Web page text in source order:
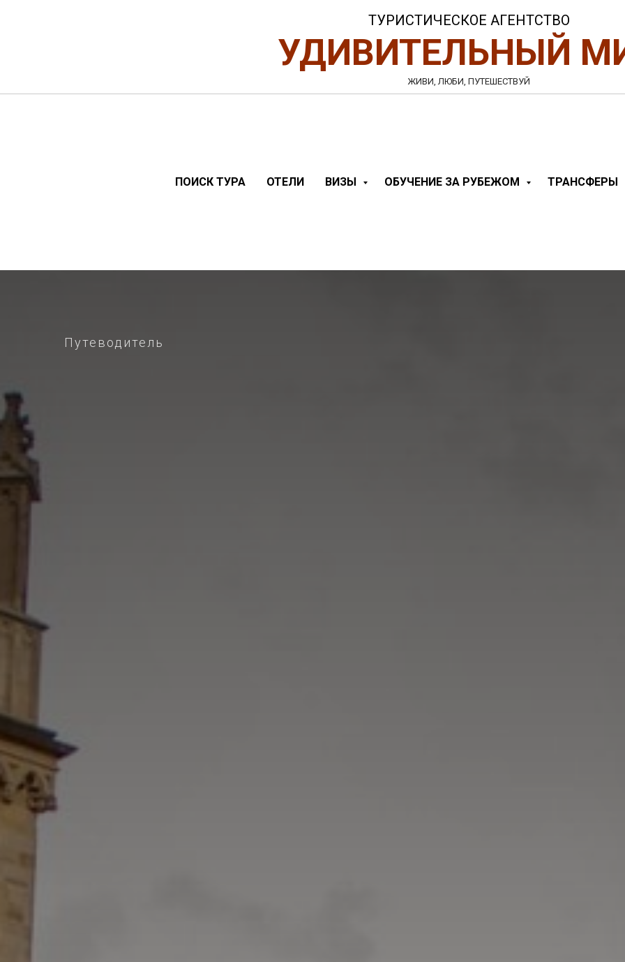
ТУРИСТИЧЕСКОЕ АГЕНТСТВО
УДИВИТЕЛЬНЫЙ
ЖИВИ, ЛЮБИ, ПУТЕШЕСТВУЙ
ПОИСК ТУРА ОТЕЛИ ВИЗЫ ОБУЧЕНИЕ ЗА РУБЕЖОМ ТРАНСФЕРЫ
Путеводитель